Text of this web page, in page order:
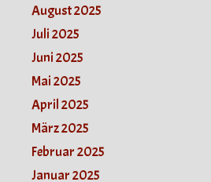
August 2025
Juli 2025
Juni 2025
Mai 2025
April 2025
März 2025
Februar 2025
Januar 2025